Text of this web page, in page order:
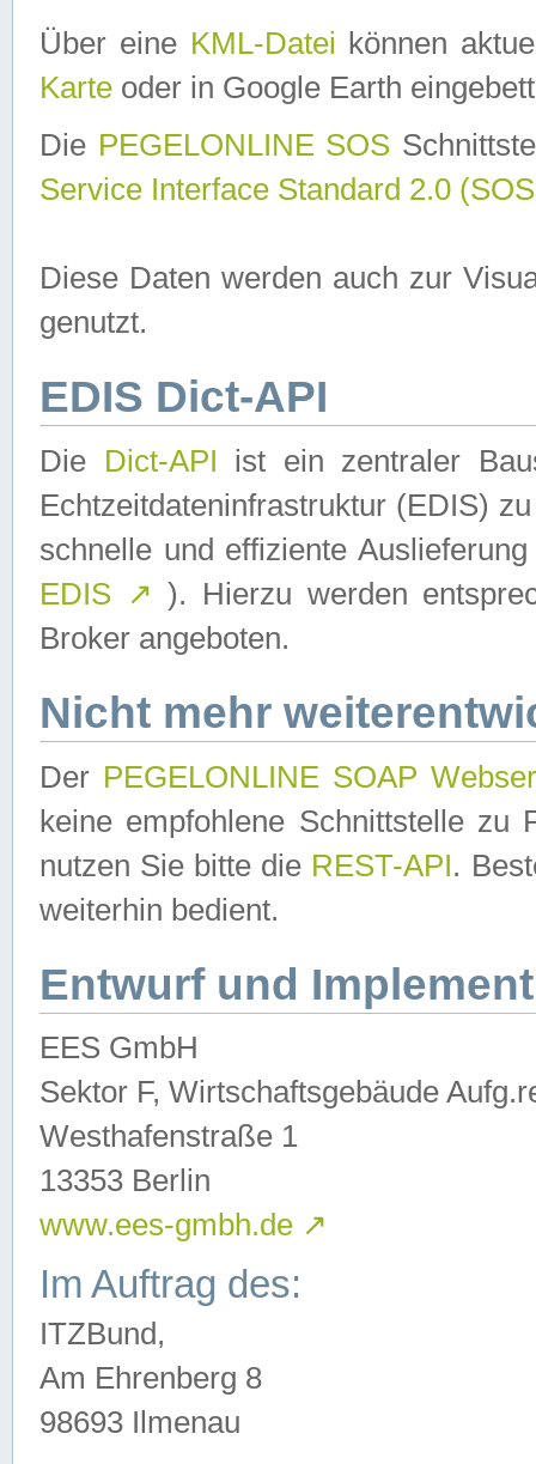
Über eine KML-Datei können
Karte oder in Google Earth
Die PEGELONLINE SOS
Service Interface Standard 2.0
Diese Daten werden auch zur
genutzt.
EDIS Dict-API
Die Dict-API ist ein zentraler
Echtzeitdateninfrastruktur (EDIS)
schnelle und effiziente
EDIS ↗ ). Hierzu werden
Broker angeboten.
Nicht mehr
Der PEGELONLINE SOAP
keine empfohlene Schnittstelle zu
nutzen Sie bitte die REST-API.
weiterhin bedient.
Entwurf und
EES GmbH
Sektor F, Wirtschaftsgebäude
Westhafenstraße 1
13353 Berlin
www.ees-gmbh.de ↗
Im Auftrag des:
ITZBund,
Am Ehrenberg 8
98693 Ilmenau